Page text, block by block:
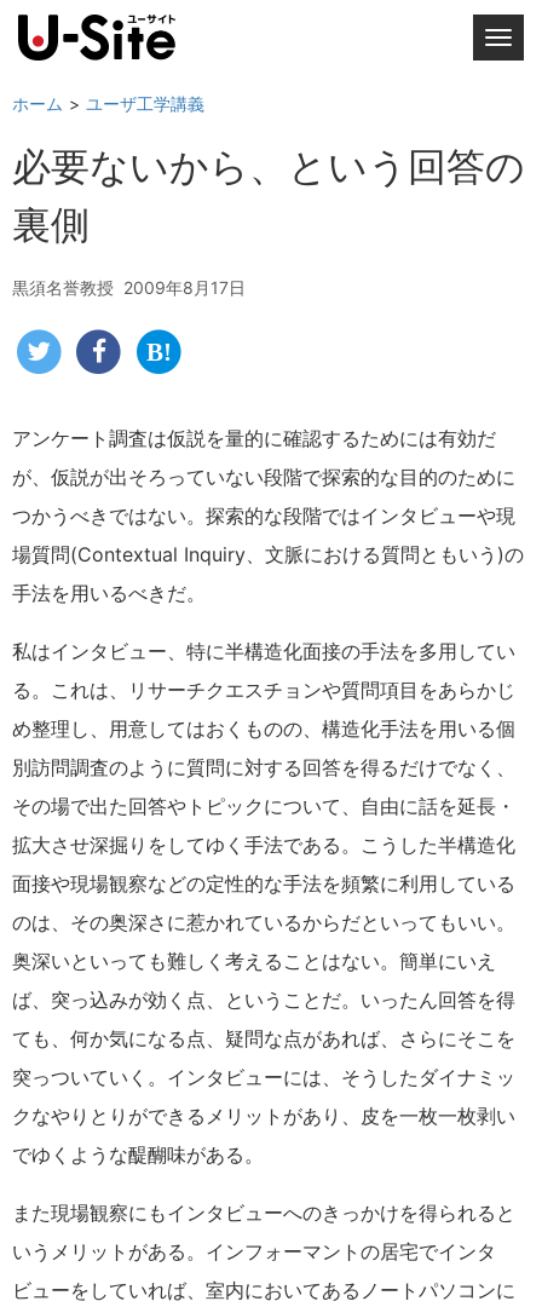
T
l
e
n
ホーム ユーザ工学講義
必要ないから、という回答の
裏側
黒須名誉教授 2009年8月17日
アンケート調査は仮説を量的に確認するためには有効だ
が、仮説が出そろっていない段階で探索的な目的のために
つかうべきではない。探索的な段階ではインタビューや現
場質問(Contextual Inquiry、文脈における質問ともいう)の
手法を用いるべきだ。
私はインタビュー、特に半構造化面接の手法を多用してい
る。これは、リサーチクエスチョンや質問項目をあらかじ
め整理し、用意してはおくものの、構造化手法を用いる個
別訪問調査のように質問に対する回答を得るだけでなく、
その場で出た回答やトピックについて、自由に話を延長・
拡大させ深掘りをしてゆく手法である。こうした半構造化
面接や現場観察などの定性的な手法を頻繁に利用している
のは、その奥深さに惹かれているからだといってもいい。
奥深いといっても難しく考えることはない。簡単にいえ
ば、突っ込みが効く点、ということだ。いったん回答を得
ても、何か気になる点、疑問な点があれば、さらにそこを
突っついていく。インタビューには、そうしたダイナミッ
クなやりとりができるメリットがあり、皮を一枚一枚剥い
でゆくような醍醐味がある。
また現場観察にもインタビューへのきっかけを得られると
いうメリットがある。インフォーマントの居宅でインタ
ビューをしていれば、室内においてあるノートパソコンに